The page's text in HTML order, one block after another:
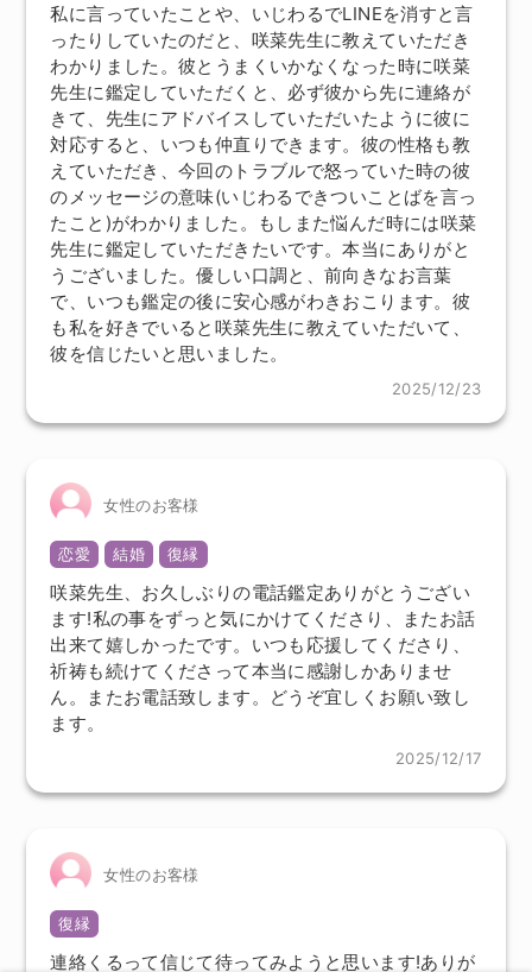
私に言っていたことや、いじわるでLINEを消すと言
ったりしていたのだと、咲菜先生に教えていただき
わかりました。彼とうまくいかなくなった時に咲菜
先生に鑑定していただくと、必ず彼から先に連絡が
きて、先生にアドバイスしていただいたように彼に
対応すると、いつも仲直りできます。彼の性格も教
えていただき、今回のトラブルで怒っていた時の彼
のメッセージの意味(いじわるできついことばを言っ
たこと)がわかりました。もしまた悩んだ時には咲菜
先生に鑑定していただきたいです。本当にありがと
うございました。優しい口調と、前向きなお言葉
で、いつも鑑定の後に安心感がわきおこります。彼
も私を好きでいると咲菜先生に教えていただいて、
彼を信じたいと思いました。
2025/12/23
女性のお客様
恋愛 結婚 復縁
咲菜先生、お久しぶりの電話鑑定ありがとうござい
ます!私の事をずっと気にかけてくださり、またお話
出来て嬉しかったです。いつも応援してくださり、
祈祷も続けてくださって本当に感謝しかありませ
ん。またお電話致します。どうぞ宜しくお願い致し
ます。
2025/12/17
女性のお客様
復縁
連絡くるって信じて待ってみようと思います!ありが